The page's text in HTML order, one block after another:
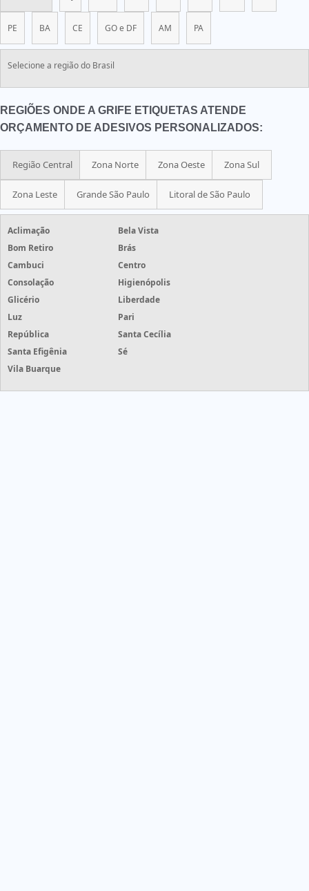
PE BA CE GO e DF AM PA
Selecione a região do Brasil
REGIÕES ONDE A GRIFE ETIQUETAS ATENDE
ORÇAMENTO DE ADESIVOS PERSONALIZADOS:
Região Central Zona Norte Zona Oeste Zona Sul
Zona Leste Grande São Paulo Litoral de São Paulo
Aclimação
Bela Vista
Bom Retiro
Brás
Cambuci
Centro
Consolação
Higienópolis
Glicério
Liberdade
Luz
Pari
República
Santa Cecília
Santa Efigênia
Sé
Vila Buarque